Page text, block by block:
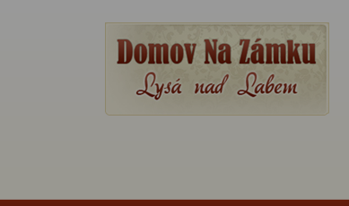
Úvodní stránka » Akce, fotogalerie »